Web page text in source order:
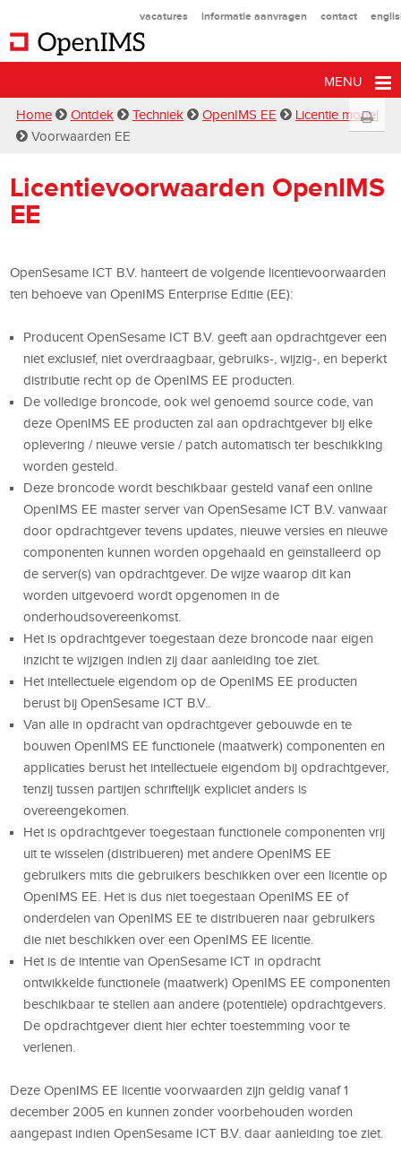
vacatures informatie aanvragen contact
MENU
Home Ontdek Techniek OpenIMS EE
Licentie model
Voorwaarden EE
Licentievoorwaarden OpenIMS
EE
OpenSesame ICT B.V. hanteert de volgende licentievoorwaarden
ten behoeve van OpenIMS Enterprise Editie (EE):
Producent OpenSesame ICT B.V. geeft aan opdrachtgever een
niet exclusief, niet overdraagbaar, gebruiks-, wijzig-, en beperkt
distributie recht op de OpenIMS EE producten.
De volledige broncode, ook wel genoemd source code, van
deze OpenIMS EE producten zal aan opdrachtgever bij elke
oplevering / nieuwe versie / patch automatisch ter beschikking
worden gesteld.
Deze broncode wordt beschikbaar gesteld vanaf een online
OpenIMS EE master server van OpenSesame ICT B.V. vanwaar
door opdrachtgever tevens updates, nieuwe versies en nieuwe
componenten kunnen worden opgehaald en geïnstalleerd op
de server(s) van opdrachtgever. De wijze waarop dit kan
worden uitgevoerd wordt opgenomen in de
onderhoudsovereenkomst.
Het is opdrachtgever toegestaan deze broncode naar eigen
inzicht te wijzigen indien zij daar aanleiding toe ziet.
Het intellectuele eigendom op de OpenIMS EE producten
berust bij OpenSesame ICT B.V..
Van alle in opdracht van opdrachtgever gebouwde en te
bouwen OpenIMS EE functionele (maatwerk) componenten en
applicaties berust het intellectuele eigendom bij opdrachtgever,
tenzij tussen partijen schriftelijk expliciet anders is
overeengekomen.
Het is opdrachtgever toegestaan functionele componenten vrij
uit te wisselen (distribueren) met andere OpenIMS EE
gebruikers mits die gebruikers beschikken over een licentie op
OpenIMS EE. Het is dus niet toegestaan OpenIMS EE of
onderdelen van OpenIMS EE te distribueren naar gebruikers
die niet beschikken over een OpenIMS EE licentie.
Het is de intentie van OpenSesame ICT in opdracht
ontwikkelde functionele (maatwerk) OpenIMS EE componenten
beschikbaar te stellen aan andere (potentiële) opdrachtgevers.
De opdrachtgever dient hier echter toestemming voor te
verlenen.
Deze OpenIMS EE licentie voorwaarden zijn geldig vanaf 1
december 2005 en kunnen zonder voorbehouden worden
aangepast indien OpenSesame ICT B.V. daar aanleiding toe ziet.